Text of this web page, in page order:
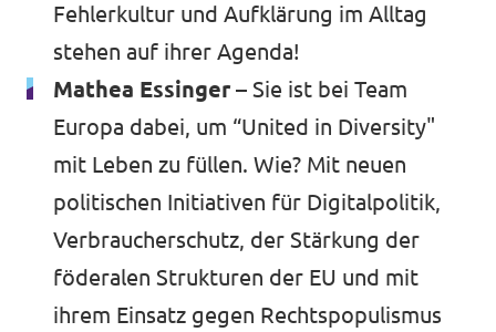
Fehlerkultur und Aufklärung im Alltag
stehen auf ihrer Agenda!
Mathea Essinger – Sie ist bei Team
Europa dabei, um “United in Diversity"
mit Leben zu füllen. Wie? Mit neuen
politischen Initiativen für Digitalpolitik,
Verbraucherschutz, der Stärkung der
föderalen Strukturen der EU und mit
ihrem Einsatz gegen Rechtspopulismus